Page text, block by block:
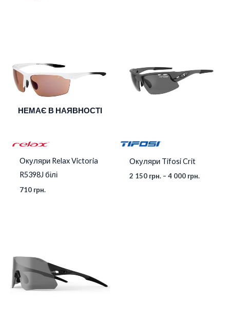
НЕМАЄ В НАЯВНОСТІ
Окуляри Relax Victoria
R5398J білі
710 грн.
Окуляри Tifosi Crit
2 150 грн. – 4 000 грн.
150 грн.
4
850 грн.